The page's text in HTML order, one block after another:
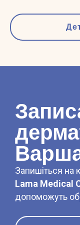
Запишіться на
Lama Medical
допоможуть